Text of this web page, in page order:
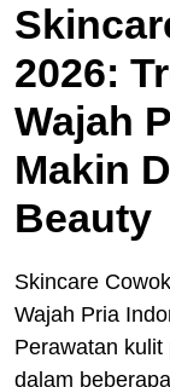
2026:
Wajah
Makin
Beauty
Skincare
Wajah Pria
Perawatan
dalam